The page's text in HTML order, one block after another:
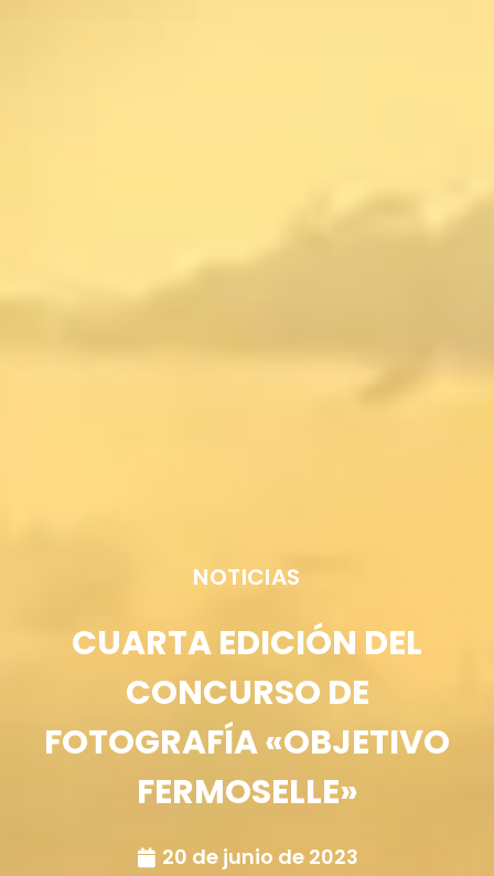
NOTICIAS
CUARTA EDICIÓN DEL
CONCURSO DE
FOTOGRAFÍA «OBJETIVO
FERMOSELLE»
20 de junio de 2023